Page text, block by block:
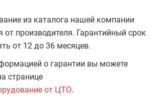
из каталога нашей компании
от производителя. Гарантийный срок
от 12 до 36 месяцев.
о гарантии вы можете
странице
от ЦТО.